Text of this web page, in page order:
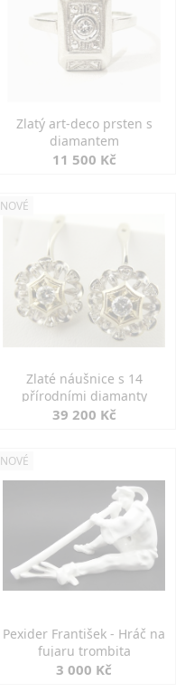
Zlatý art-deco prsten s
diamantem
11 500 Kč
NOVÉ
Zlaté náušnice s 14
přírodními diamanty
39 200 Kč
NOVÉ
Pexider František - Hráč na
fujaru trombita
3 000 Kč